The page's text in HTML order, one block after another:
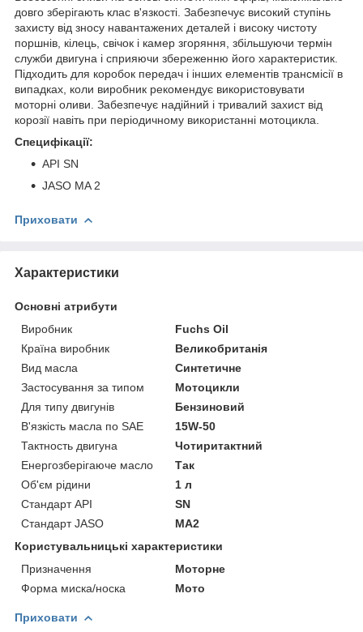
довго зберігають клас в'язкості. Забезпечує високий ступінь
захисту від зносу навантажених деталей і високу чистоту
поршнів, кілець, свічок і камер згоряння, збільшуючи термін
служби двигуна і сприяючи збереженню його характеристик.
Підходить для коробок передач і інших елементів трансмісії в
випадках, коли виробник рекомендує використовувати
моторні оливи. Забезпечує надійний і тривалий захист від
корозії навіть при періодичному використанні мотоцикла.
Специфікації:
API SN
JASO MA 2
Приховати
Характеристики
Основні атрибути
Виробник
Fuchs Oil
Країна виробник
Великобританія
Вид масла
Синтетичне
Застосування за типом
Мотоцикли
Для типу двигунів
Бензиновий
В'язкість масла по SAE
15W-50
Тактность двигуна
Чотиритактний
Енергозберігаюче масло
Так
Об'єм рідини
1 л
Стандарт API
SN
Стандарт JASO
MA2
Користувальницькі характеристики
Призначення
Моторне
Форма миска/носка
Мото
Приховати